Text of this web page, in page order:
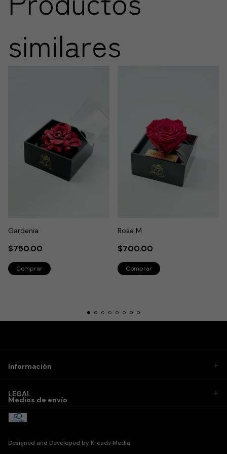
similares
Gardenia
$750.00
Rosa M
$700.00
Información
LEGAL
Medios de envío
Designed and Developed by Kreads Media